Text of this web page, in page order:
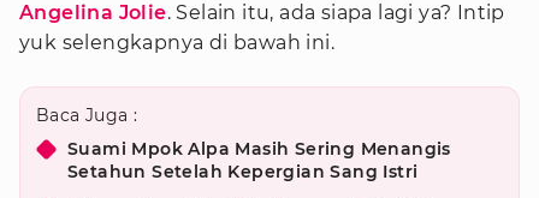
Angelina Jolie. Selain itu, ada siapa lagi ya? Intip
yuk selengkapnya di bawah ini.
Baca Juga :
Suami Mpok Alpa Masih Sering Menangis
Setahun Setelah Kepergian Sang Istri